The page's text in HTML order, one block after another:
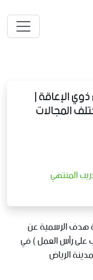
الإعاقة |
المجالات
المنتهي
هدف الرسمية عن
على رأس العمل ) في